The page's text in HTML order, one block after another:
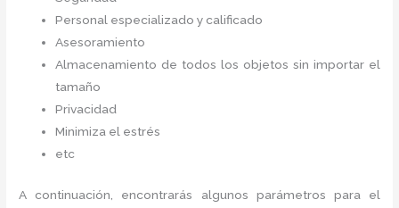
Personal especializado y calificado
Asesoramiento
Almacenamiento de todos los objetos sin importar el
tamaño
Privacidad
Minimiza el estrés
etc
A continuación, encontrarás algunos parámetros para el